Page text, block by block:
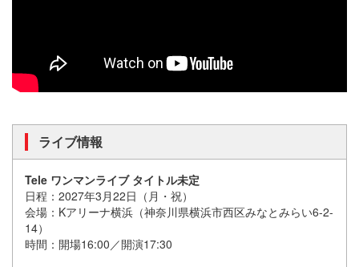
ライブ情報
Tele ワンマンライブ タイトル未定
日程：2027年3月22日（月・祝）
会場：Kアリーナ横浜（神奈川県横浜市西区みなとみらい6-2-
14）
時間：開場16:00／開演17:30